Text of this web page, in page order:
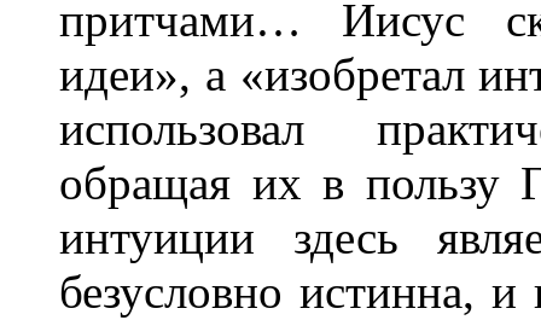
притчами… Иисус
идеи», а «изобретал
использовал
обращая их в пользу
интуиции здесь
безусловно истинна,